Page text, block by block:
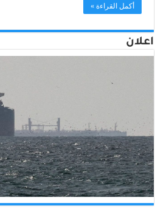
أكمل القراءة »
اعلان